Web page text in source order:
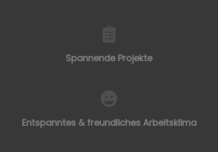
Spannende Projekte​
Entspanntes & freundliches Arbeitsklima